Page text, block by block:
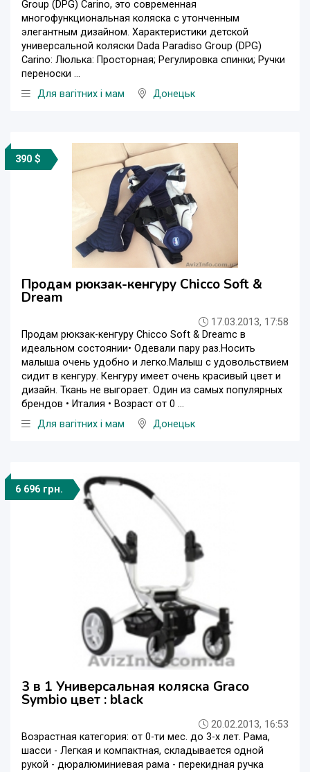
Group (DPG) Carino, это современная
многофункциональная коляска с утонченным
элегантным дизайном. Характеристики детской
универсальной коляски Dada Paradiso Group (DPG)
Carino: Люлька: Просторная; Регулировка спинки; Ручки
переноски ...
Для вагітних і мам
Донецьк
390 $
Продам рюкзак-кенгуру Chicco Soft &
Dream
17.03.2013, 17:58
Продам рюкзак-кенгуру Chicco Soft & Dreamc в
идеальном состоянии• Одевали пару раз.Носить
малыша очень удобно и легко.Малыш с удовольствием
сидит в кенгуру. Кенгуру имеет очень красивый цвет и
дизайн. Ткань не выгорает. Один из самых популярных
брендов • Италия • Возраст от 0 ...
Для вагітних і мам
Донецьк
6 696 грн.
3 в 1 Универсальная коляска Graco
Symbio цвет : black
20.02.2013, 16:53
Возрастная категория: от 0-ти мес. до 3-х лет. Рама,
шасси - Легкая и компактная, складывается одной
рукой - дюралюминиевая рама - перекидная ручка